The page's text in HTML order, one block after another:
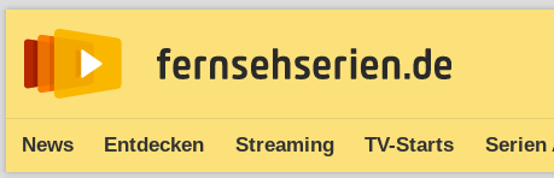
News Entdecken Streaming TV-Starts Serien